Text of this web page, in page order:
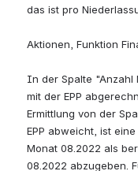
das ist pro
Aktionen, Funktion
In der Spalte "Anzahl
mit der EPP
Ermittlung von der
EPP abweicht, ist
Monat 08.2022 als
08.2022 abzugeben.